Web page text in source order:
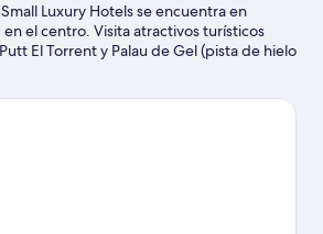
Luxury Hotels se encuentra en
el centro. Visita atractivos turísticos
El Torrent y Palau de Gel (pista de hielo
de compras, acércate a Centro
disfrutar de un evento especial?